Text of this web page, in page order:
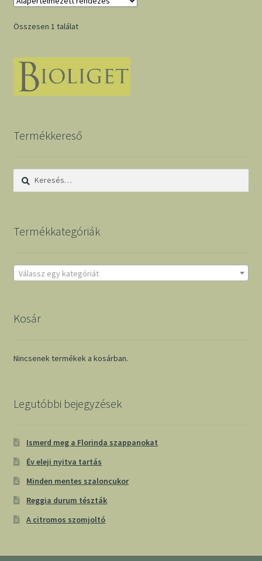
Összesen 1 találat
Termékkereső
Keresés:
Termékkategóriák
Válassz egy kategóriát
Kosár
Nincsenek termékek a kosárban.
Legutóbbi bejegyzések
Ismerd meg a Florinda szappanokat
Év eleji nyitva tartás
Minden mentes szaloncukor
Reggia durum tészták
A citromos szomjoltó